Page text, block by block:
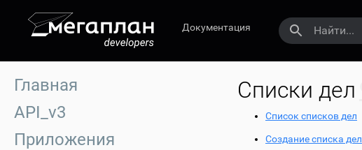
Документация
Главная
API_v3
Приложения
Списки дел
Список списков дел
Создание списка дел